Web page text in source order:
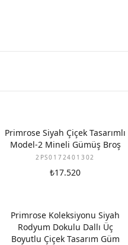
Primrose Siyah Çiçek Tasarımlı
Model-2 Mineli Gümüş Broş
2PS0172401302
₺17.520
Primrose Koleksiyonu Siyah
Rodyum Dokulu Dallı Üç
Boyutlu Çiçek Tasarım Güm